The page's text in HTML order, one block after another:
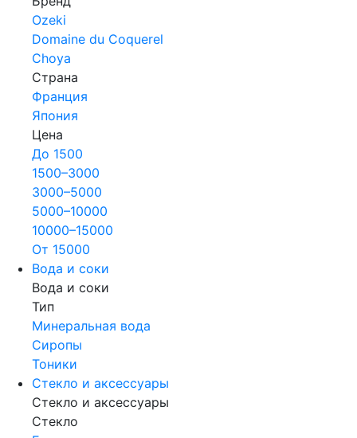
Ozeki
Domaine du Coquerel
Choya
Страна
Франция
Япония
Цена
До 1500
1500–3000
3000–5000
5000–10000
10000–15000
От 15000
Вода и соки
Вода и соки
Тип
Минеральная вода
Сиропы
Тоники
Стекло и аксессуары
Стекло и аксессуары
Стекло